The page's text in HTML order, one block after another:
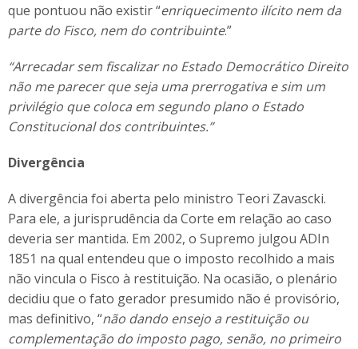
que pontuou não existir “enriquecimento ilícito nem da
parte do Fisco, nem do contribuinte.”
“Arrecadar sem fiscalizar no Estado Democrático Direito
não me parecer que seja uma prerrogativa e sim um
privilégio que coloca em segundo plano o Estado
Constitucional dos contribuintes.”
Divergência
A divergência foi aberta pelo ministro Teori Zavascki.
Para ele, a jurisprudência da Corte em relação ao caso
deveria ser mantida. Em 2002, o Supremo julgou ADIn
1851 na qual entendeu que o imposto recolhido a mais
não vincula o Fisco à restituição. Na ocasião, o plenário
decidiu que o fato gerador presumido não é provisório,
mas definitivo, “não dando ensejo a restituição ou
complementação do imposto pago, senão, no primeiro